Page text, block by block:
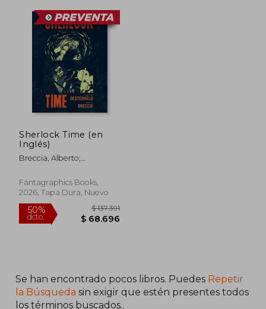
$ 61.961
Sherlock Time (en
Inglés)
Breccia, Alberto;
Germán; Mena, Erica
Fantagraphics Books,
2026, Tapa Dura, Nuevo
Se han encontrado pocos libros. Puedes Repetir
la Búsqueda sin exigir que estén presentes todos
los términos buscados..